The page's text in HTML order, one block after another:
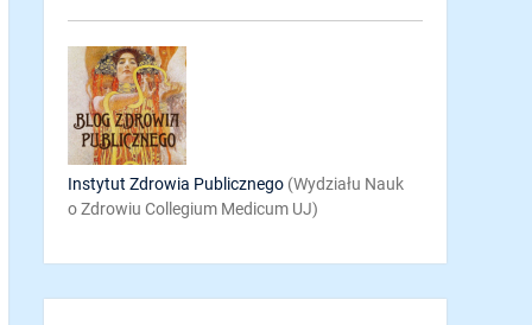
Instytut Zdrowia Publicznego (Wydziału Nauk
o Zdrowiu Collegium Medicum UJ)